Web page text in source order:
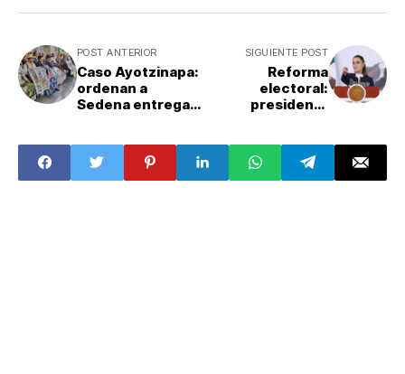
POST ANTERIOR
Caso Ayotzinapa:
ordenan a
Sedena entregar
familiares de
normalistas
SIGUIENTE POST
Reforma
electoral:
presidenta
Cámara de
Diputados para
su discusión